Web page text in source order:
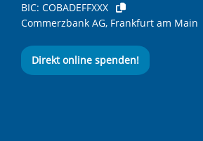
BIC: COBADEFFXXX
Commerzbank AG, Frankfurt am Main
Direkt online spenden!
des
des
des
Seite des